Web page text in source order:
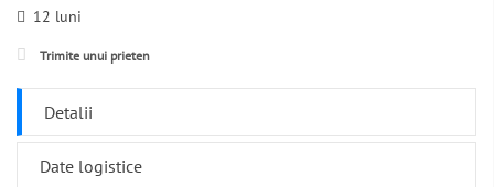
12 luni
Trimite unui prieten
Detalii
Date logistice